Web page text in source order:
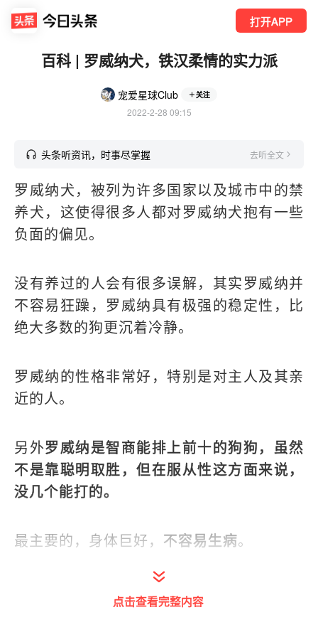
打开APP
百科 | 罗威纳犬，铁汉柔情的实力派
宠爱星球Club 关注
2022-2-28 09:15
头条听资讯，时事尽掌握 去听全文
罗威纳犬，被列为许多国家以及城市中的禁
养犬，这使得很多人都对罗威纳犬抱有一些
负面的偏见。
没有养过的人会有很多误解，其实罗威纳并
不容易狂躁，罗威纳具有极强的稳定性，比
绝大多数的狗更沉着冷静。
罗威纳的性格非常好，特别是对主人及其亲
近的人。
另外罗威纳是智商能排上前十的狗狗，虽然
不是靠聪明取胜，但在服从性这方面来说，
没几个能打的。
最主要的，身体巨好， 不容易生病。
家养的宠物，它们虽然会出于本能保护主
点击查看完整内容